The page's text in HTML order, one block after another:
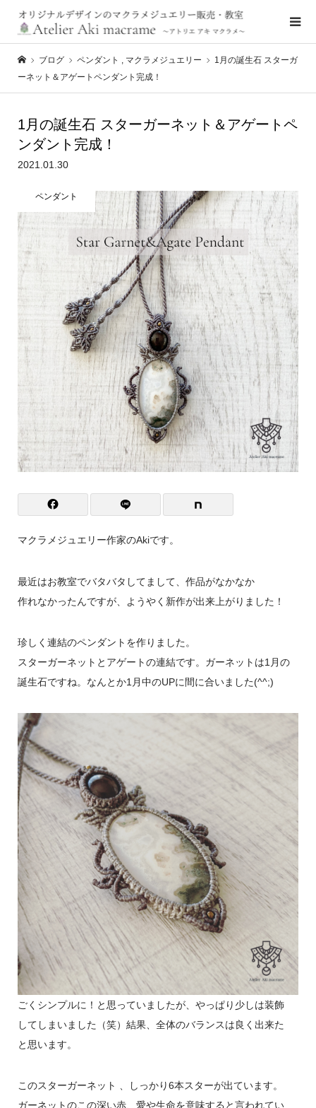
ブログ ペンダント , マクラメジュエリー
1月の誕生石 スターガ
ーネット＆アゲートペンダント完成！
1月の誕生石 スターガーネット＆アゲートペ
ンダント完成！
2021.01.30
ペンダント
マクラメジュエリー作家のAkiです。
最近はお教室でバタバタしてまして、作品がなかなか
作れなかったんですが、ようやく新作が出来上がりました！
珍しく連結のペンダントを作りました。
スターガーネットとアゲートの連結です。ガーネットは1月の
誕生石ですね。なんとか1月中のUPに間に合いました(^^;)
ごくシンプルに！と思っていましたが、やっぱり少しは装飾
してしまいました（笑）結果、全体のバランスは良く出来た
と思います。
このスターガーネット 、しっかり6本スターが出ています。
ガーネットのこの深い赤、愛や生命を意味すると言われてい